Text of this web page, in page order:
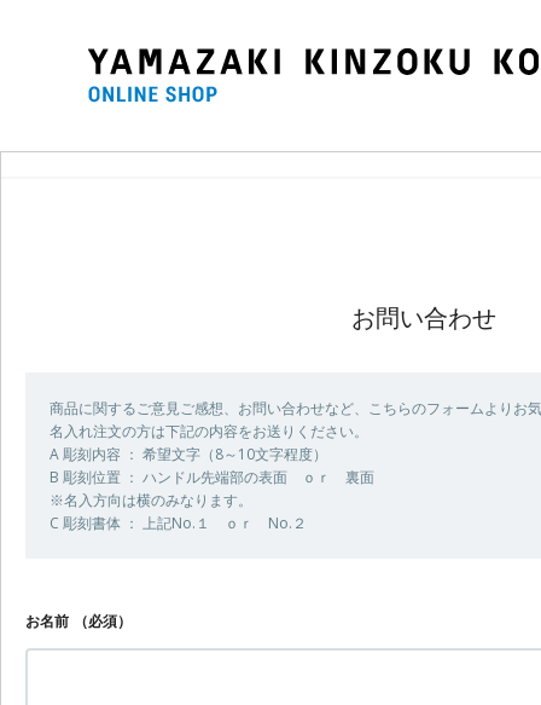
お問い合わせ
商品に関するご意見ご感想、お問い合わせなど、こちらのフォームよりお
名入れ注文の方は下記の内容をお送りください。
A 彫刻内容 ： 希望文字（8～10文字程度）
B 彫刻位置 ： ハンドル先端部の表面 ｏｒ 裏面
※名入方向は横のみなります。
C 彫刻書体 ： 上記No.１ ｏｒ No.２
お名前 （必須）